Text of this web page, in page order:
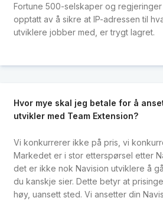
Fortune 500-selskaper og
opptatt av å sikre at IP-adressen til
utviklere jobber med, er trygt lagret.
Hvor mye skal jeg betale for å
utvikler med Team Extension?
Vi konkurrerer ikke på pris, vi
Markedet er i stor etterspørsel etter
det er ikke nok Navision utviklere å
du kanskje sier. Dette betyr at
høy, uansett sted. Vi ansetter din